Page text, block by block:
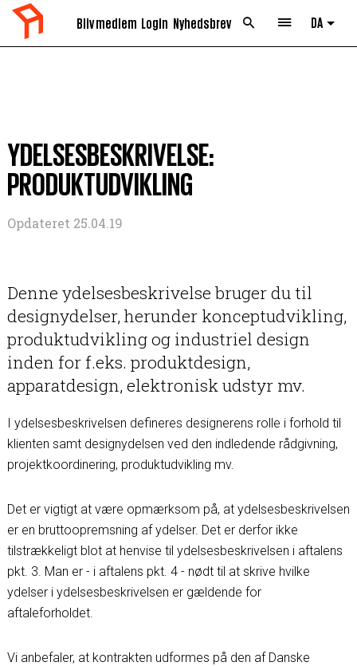
Bliv medlem Login Nyhedsbrev DA List
YDELSESBESKRIVELSE:
PRODUKTUDVIKLING
Opdateret 25.04.19
Denne ydelsesbeskrivelse bruger du til
designydelser, herunder konceptudvikling,
produktudvikling og industriel design
inden for f.eks. produktdesign,
apparatdesign, elektronisk udstyr mv.
I ydelsesbeskrivelsen defineres designerens rolle i forhold til
klienten samt designydelsen ved den indledende rådgivning,
projektkoordinering, produktudvikling mv.
Det er vigtigt at være opmærksom på, at ydelsesbeskrivelsen
er en bruttoopremsning af ydelser. Det er derfor ikke
tilstrækkeligt blot at henvise til ydelsesbeskrivelsen i aftalens
pkt. 3. Man er - i aftalens pkt. 4 - nødt til at skrive hvilke
ydelser i ydelsesbeskrivelsen er gældende for
aftaleforholdet.
Vi anbefaler, at kontrakten udformes på den af Danske